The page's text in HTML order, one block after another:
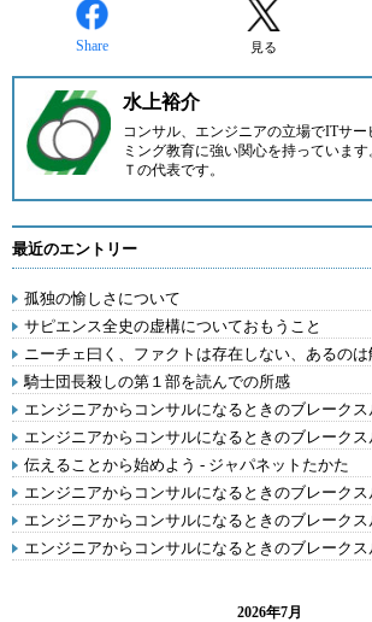
Share 見る
水上裕介
コンサル、エンジニアの立場でITサー
ミング教育に強い関心を持っています
Ｔ の代表です。
最近のエントリー
孤独の愉しさについて
サピエンス全史の虚構についておもうこと
ニーチェ曰く、ファクトは存在しない、あるの
騎士団長殺しの第１部を読んでの所感
エンジニアからコンサルになるときのブレークス
エンジニアからコンサルになるときのブレークス
伝えることから始めよう - ジャパネットたかた
エンジニアからコンサルになるときのブレークス
エンジニアからコンサルになるときのブレークス
エンジニアからコンサルになるときのブレークス
2026年7月